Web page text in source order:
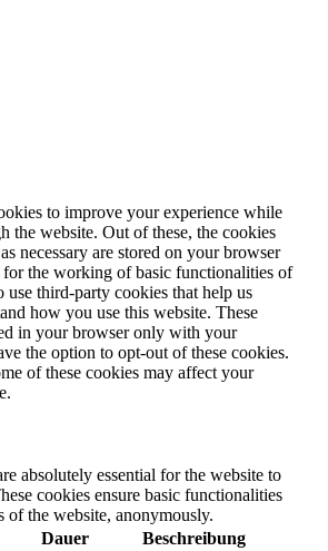
to improve your experience while
the website. Out of these, the cookies
necessary are stored on your browser
for the working of basic functionalities of
use third-party cookies that help us
how you use this website. These
in your browser only with your
the option to opt-out of these cookies.
of these cookies may affect your
absolutely essential for the website to
cookies ensure basic functionalities
of the website, anonymously.
Dauer Beschreibung